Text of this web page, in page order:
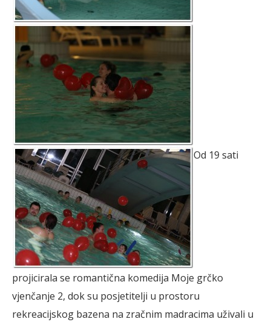
Od 19 sati
projicirala se romantična komedija Moje grčko
vjenčanje 2, dok su posjetitelji u prostoru
rekreacijskog bazena na zračnim madracima uživali u